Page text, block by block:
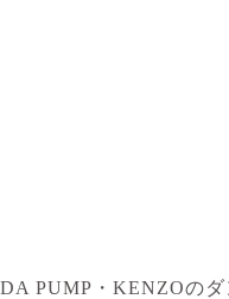
DA PUMP・KENZOの